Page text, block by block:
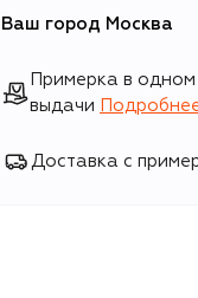
Ваш город Москва
Примерка в одном
выдачи
Доставка с